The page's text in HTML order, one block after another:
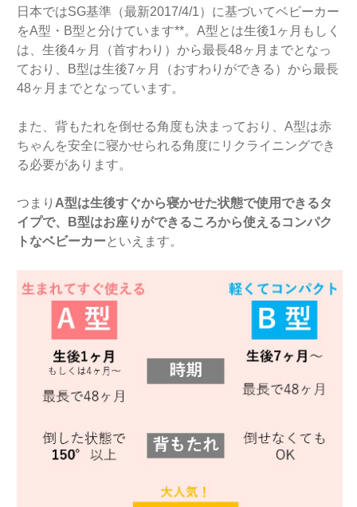
日本ではSG基準（最新2017/4/1）に基づいてベビーカー
をA型・B型と分けています**。A型とは生後1ヶ月もしく
は、生後4ヶ月（首すわり）から最長48ヶ月までとなっ
ており、B型は生後7ヶ月（おすわりができる）から最長
48ヶ月までとなっています。
また、背もたれを倒せる角度も決まっており、A型は赤
ちゃんを安全に寝かせられる角度にリクライニングでき
る必要があります。
つまり A型は生後すぐから寝かせた状態で使用できるタ
イプで、B型はお座りができるころから使えるコンパク
トなベビーカーといえます。